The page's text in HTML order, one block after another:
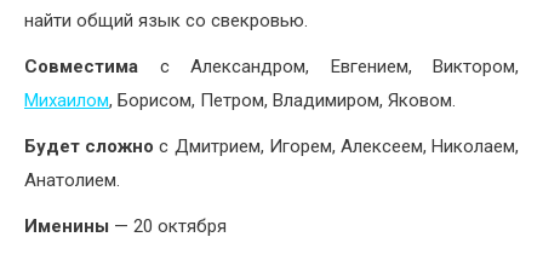
найти общий язык со свекровью.
Совместима с Александром, Евгением, Виктором,
Михаилом, Борисом, Петром, Владимиром, Яковом.
Будет сложно с Дмитрием, Игорем, Алексеем, Николаем,
Анатолием.
Именины — 20 октября